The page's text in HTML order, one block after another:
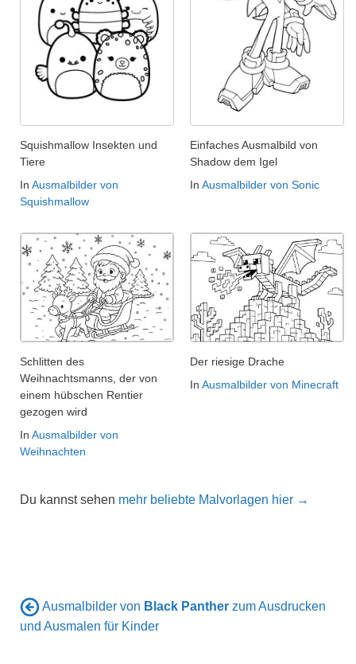
Squishmallow Insekten und
Tiere
In Ausmalbilder von
Squishmallow
Einfaches Ausmalbild von
Shadow dem Igel
In Ausmalbilder von Sonic
Schlitten des
Weihnachtsmanns, der von
einem hübschen Rentier
gezogen wird
In Ausmalbilder von
Weihnachten
Der riesige Drache
In Ausmalbilder von Minecraft
Du kannst sehen mehr beliebte Malvorlagen hier →
Ausmalbilder von Black Panther zum Ausdrucken
und Ausmalen für Kinder